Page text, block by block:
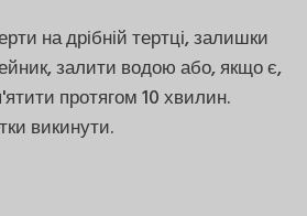
на дрібній тертці, залишки
залити водою або, якщо є,
протягом 10 хвилин.
викинути.